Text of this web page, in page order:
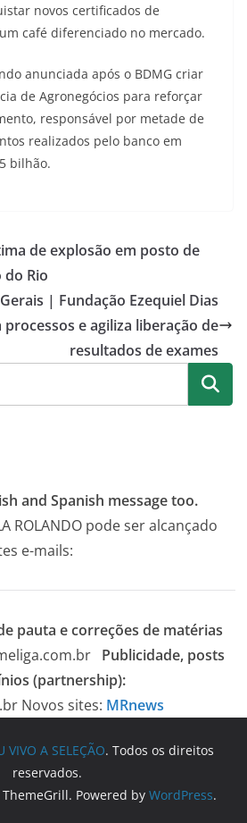
novos certificados de
café diferenciado no mercado.
anunciada após o BDMG criar
de Agronegócios para reforçar
responsável por metade de
realizados pelo banco em
bilhão.
de explosão em posto de
Rio
| Fundação Ezequiel Dias
e agiliza liberação de
resultados de exames
and Spanish message too.
ROLANDO pode ser alcançado
e-mails:
pauta e correções de matérias
Publicidade, posts
(partnership):
Novos sites: MRnews
VIVO A SELEÇÃO. Todos os direitos
reservados.
Powered by WordPress.